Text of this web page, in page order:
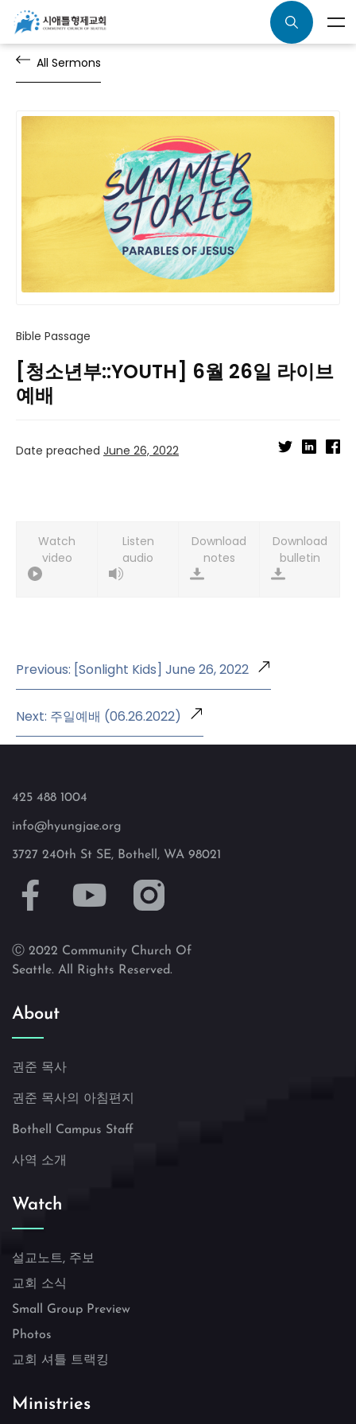
All Sermons
Bible Passage
[청소년부::YOUTH] 6월 26일 라이브
예배
Date preached June 26, 2022
Watch
video
Listen
audio
Download
notes
Download
bulletin
Previous: [Sonlight Kids] June 26, 2022
Next: 주일예배 (06.26.2022)
425 488 1004
info@hyungjae.org
3727 240th St SE, Bothell, WA 98021
Ⓒ 2022 Community Church Of
Seattle. All Rights Reserved.
About
권준 목사
권준 목사의 아침편지
Bothell Campus Staff
사역 소개
Watch
설교노트, 주보
교회 소식
Small Group Preview
Photos
교회 셔틀 트랙킹
Ministries